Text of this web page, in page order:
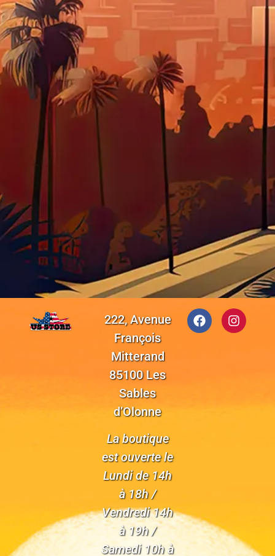
222, Avenue
François
Mitterand
85100 Les
Sables
d’Olonne
La boutique
est ouverte le
Lundi de 14h
à 18h /
Vendredi 14h
à 19h /
Samedi 10h à